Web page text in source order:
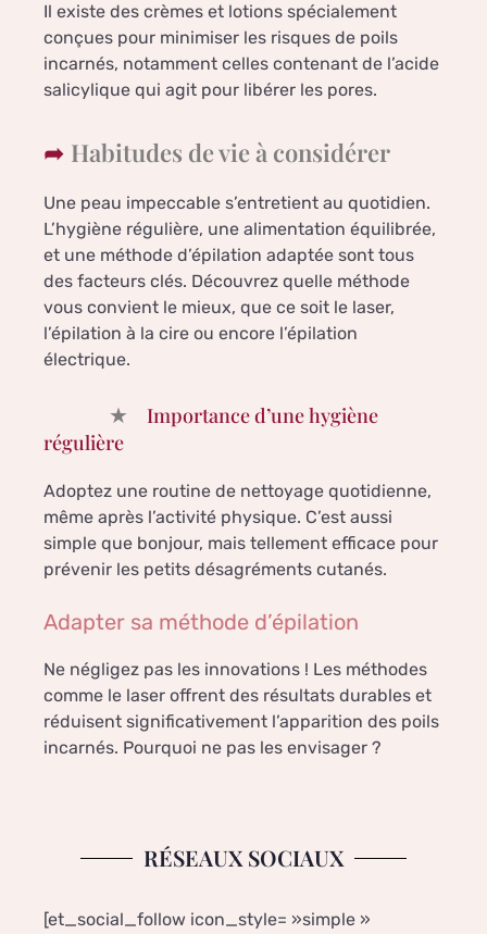
Il existe des crèmes et lotions spécialement
conçues pour minimiser les risques de poils
incarnés, notamment celles contenant de l’acide
salicylique qui agit pour libérer les pores.
Habitudes de vie à considérer
Une peau impeccable s’entretient au quotidien.
L’hygiène régulière, une alimentation équilibrée,
et une méthode d’épilation adaptée sont tous
des facteurs clés. Découvrez quelle méthode
vous convient le mieux, que ce soit le laser,
l’épilation à la cire ou encore l’épilation
électrique.
Importance d’une hygiène
régulière
Adoptez une routine de nettoyage quotidienne,
même après l’activité physique. C’est aussi
simple que bonjour, mais tellement efficace pour
prévenir les petits désagréments cutanés.
Adapter sa méthode d’épilation
Ne négligez pas les innovations ! Les méthodes
comme le laser offrent des résultats durables et
réduisent significativement l’apparition des poils
incarnés. Pourquoi ne pas les envisager ?
RÉSEAUX SOCIAUX
[et_social_follow icon_style= »simple »